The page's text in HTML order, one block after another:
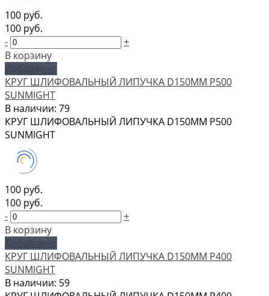
100 руб.
100 руб.
-
+
В корзину
Добавлено
КРУГ ШЛИФОВАЛЬНЫЙ ЛИПУЧКА D150MM P500
SUNMIGHT
В наличии: 79
КРУГ ШЛИФОВАЛЬНЫЙ ЛИПУЧКА D150MM P500
SUNMIGHT
100 руб.
100 руб.
-
+
В корзину
Добавлено
КРУГ ШЛИФОВАЛЬНЫЙ ЛИПУЧКА D150MM P400
SUNMIGHT
В наличии: 59